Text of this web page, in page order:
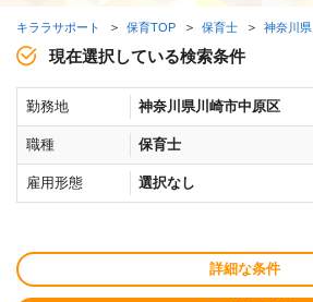
キララサポート 保育TOP 保育士 神奈川県
現在選択している検索条件
勤務地 神奈川県川崎市中原区
職種 保育士
雇用形態 選択なし
詳細な条件